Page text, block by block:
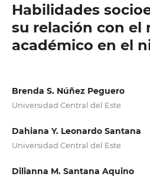
Habilidades
su relación con el
académico en el
Brenda S. Núñez Peguero
Universidad Central del Este
Dahiana Y. Leonardo Santana
Universidad Central del Este
Dilianna M. Santana Aquino